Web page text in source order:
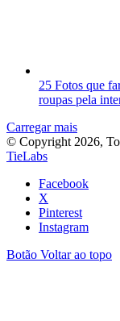
25 Fotos que
roupas pela
Carregar mais
© Copyright 2026,
TieLabs
Facebook
X
Pinterest
Instagram
Botão Voltar ao topo